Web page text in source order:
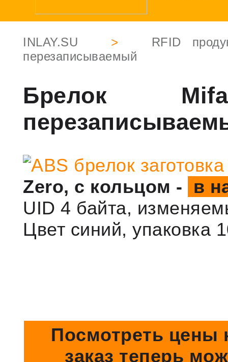
INLAY.SU > RFID
перезаписываемый
Брелок
Zero, с кольцом -
в
UID 4 байта,
Цвет синий, упаковка
Посмотреть цены
заказ теперь